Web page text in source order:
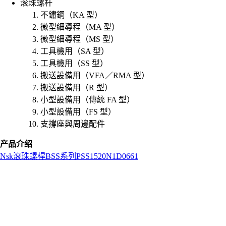
滚珠螺杆
不鏽鋼（KA 型）
微型細導程（MA 型）
微型細導程（MS 型）
工具機用（SA 型）
工具機用（SS 型）
搬送設備用（VFA／RMA 型）
搬送設備用（R 型）
小型設備用（傳統 FA 型）
小型設備用（FS 型）
支撐座與周邊配件
产品介绍
Nsk滾珠螺桿BSS系列 PSS1520N1D0661